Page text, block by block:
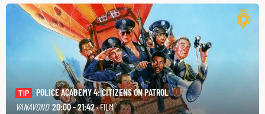
TIP
POLICE ACADEMY 4: CITIZENS ON PATROL
VANAVOND 20:00 - 21:42· FILM